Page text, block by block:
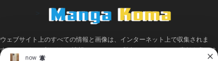
ウェブサイト上のすべての情報と画像は、インターネット上で収集されま
す。 このウェブサイトの情報については、所有していないか、責任を負いま